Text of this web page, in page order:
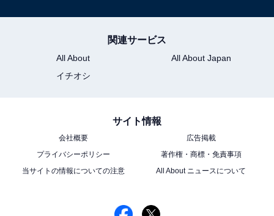
関連サービス
All About
All About Japan
イチオシ
サイト情報
会社概要
広告掲載
プライバシーポリシー
著作権・商標・免責事項
当サイトの情報についての注意
All About ニュースについて